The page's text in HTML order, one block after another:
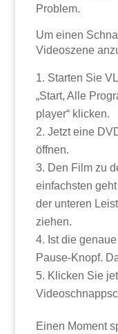
Problem.
Um einen
Videoszene
Starten Sie
„Start, Alle
player“ klicken.
Jetzt eine
öffnen.
Den Film zu
einfachsten
der unteren
ziehen.
Ist die
Pause-Knopf.
Klicken Sie
Einen Moment